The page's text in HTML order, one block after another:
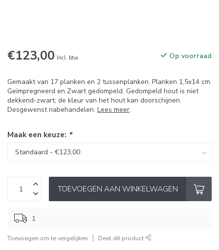
€123,00 Incl. btw Op voorraad
Gemaakt van 17 planken en 2 tussenplanken. Planken 1,5x14 cm.
Geïmpregneerd en Zwart gedompeld. Gedompeld hout is niet
dekkend-zwart, de kleur van het hout kan doorschijnen.
Desgewenst nabehandelen. Lees meer.
Maak een keuze: *
TOEVOEGEN AAN WINKELWAGEN
1
Toevoegen om te vergelijken Deel dit product